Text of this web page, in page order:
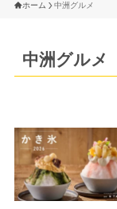
ホーム 中洲グルメ
中洲グルメ